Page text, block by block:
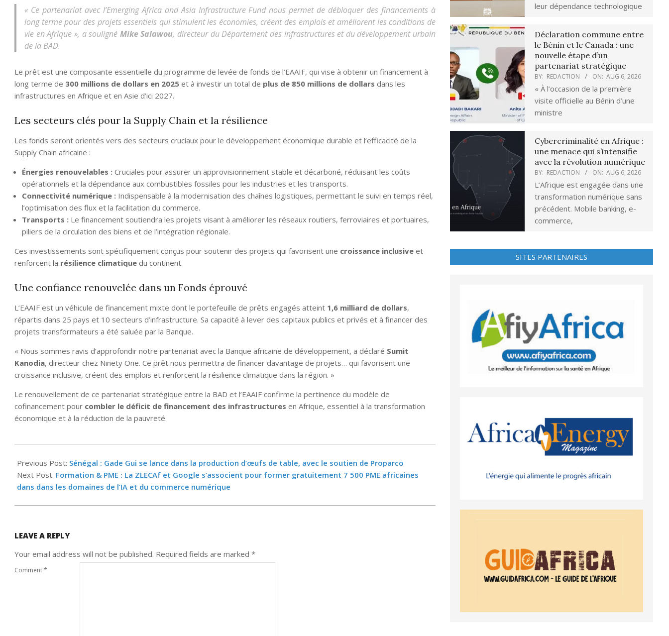
« Ce partenariat avec l’Emerging Africa and Asia Infrastructure Fund nous permet de débloquer des financements à
long terme pour des projets essentiels qui stimulent les économies, créent des emplois et améliorent les conditions de
vie en Afrique », a souligné Mike Salawou, directeur du Département des infrastructures et du développement urbain
de la BAD.
Le prêt est une composante essentielle du programme de levée de fonds de l’EAAIF, qui vise à obtenir un financement à
long terme de 300 millions de dollars en 2025 et à investir un total de plus de 850 millions de dollars dans les
infrastructures en Afrique et en Asie d’ici 2027.
Les secteurs clés pour la Supply Chain et la résilience
Les fonds seront orientés vers des secteurs cruciaux pour le développement économique durable et l’efficacité de la
Supply Chain africaine :
Énergies renouvelables : Cruciales pour assurer un approvisionnement stable et décarboné, réduisant les coûts
opérationnels et la dépendance aux combustibles fossiles pour les industries et les transports.
Connectivité numérique : Indispensable à la modernisation des chaînes logistiques, permettant le suivi en temps réel,
l’optimisation des flux et la facilitation du commerce.
Transports : Le financement soutiendra les projets visant à améliorer les réseaux routiers, ferroviaires et portuaires,
piliers de la circulation des biens et de l’intégration régionale.
Ces investissements sont spécifiquement conçus pour soutenir des projets qui favorisent une croissance inclusive et
renforcent la résilience climatique du continent.
Une confiance renouvelée dans un Fonds éprouvé
L’EAAIF est un véhicule de financement mixte dont le portefeuille de prêts engagés atteint 1,6 milliard de dollars,
répartis dans 25 pays et 10 secteurs d’infrastructure. Sa capacité à lever des capitaux publics et privés et à financer des
projets transformateurs a été saluée par la Banque.
« Nous sommes ravis d’approfondir notre partenariat avec la Banque africaine de développement, a déclaré Sumit
Kanodia, directeur chez Ninety One. Ce prêt nous permettra de financer davantage de projets… qui favorisent une
croissance inclusive, créent des emplois et renforcent la résilience climatique dans la région. »
Le renouvellement de ce partenariat stratégique entre la BAD et l’EAAIF confirme la pertinence du modèle de
cofinancement pour combler le déficit de financement des infrastructures en Afrique, essentiel à la transformation
économique et à la réduction de la pauvreté.
11-
18
Previous Post: Sénégal : Gade Gui se lance dans la production d’œufs de table, avec le soutien de Proparco
Next Post: Formation & PME : La ZLECAf et Google s’associent pour former gratuitement 7 500 PME africaines
dans dans les domaines de l’IA et du commerce numérique
LEAVE A REPLY
Your email address will not be published. Required fields are marked *
Comment*
leur dépendance technologique
Déclaration commune entre
le Bénin et le Canada : une
nouvelle étape d’un
partenariat stratégique
BY: REDACTION ON: AUG 6, 2026
« À l’occasion de la première
visite officielle au Bénin d’une
ministre
Cybercriminalité en Afrique :
une menace qui s’intensifie
avec la révolution numérique
BY: REDACTION ON: AUG 6, 2026
L’Afrique est engagée dans une
transformation numérique sans
précédent. Mobile banking, e-
commerce,
SITES PARTENAIRES